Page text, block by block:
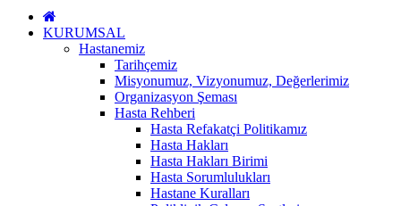
KURUMSAL
Hastanemiz
Tarihçemiz
Misyonumuz, Vizyonumuz, Değerlerimiz
Organizasyon Şeması
Hasta Rehberi
Hasta Refakatçi Politikamız
Hasta Hakları
Hasta Hakları Birimi
Hasta Sorumlulukları
Hastane Kuralları